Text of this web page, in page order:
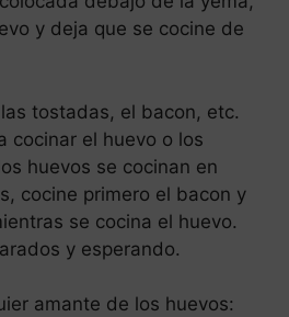
y deja que se cocine de
tostadas, el bacon, etc.
cocinar el huevo o los
huevos se cocinan en
cocine primero el bacon y
se cocina el huevo.
y esperando.
amante de los huevos: